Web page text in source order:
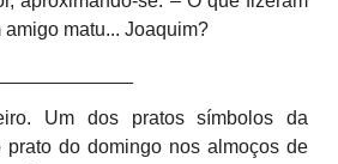
matu... Joaquim?
Um dos pratos símbolos da
prato do domingo nos almoços de